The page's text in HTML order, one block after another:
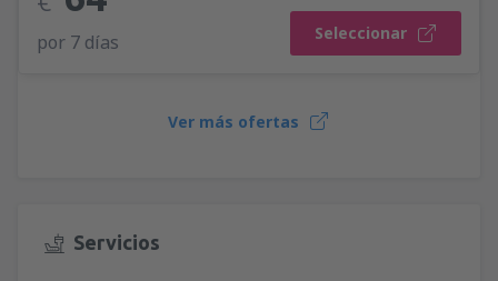
por 7 días Seleccionar
Ver más ofertas
Servicios